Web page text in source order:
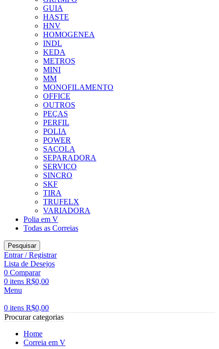
GUIA
HASTE
HNV
HOMOGENEA
INDL
KEDA
METROS
MINI
MM
MONOFILAMENTO
OFFICE
OUTROS
PEÇAS
PERFIL
POLIA
POWER
SACOLA
SEPARADORA
SERVIÇO
SINCRO
SKF
TIRA
TRUFELX
VARIADORA
Polia em V
Todas as Correias
Pesquisar
Entrar / Registrar
Lista de Desejos
0 Comparar
0 itens R$0,00
Menu
0 itens R$0,00
Procurar categorias
Home
Correia em V